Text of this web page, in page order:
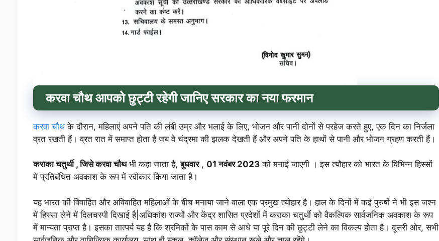
करवा चौथ आपको छुट्टी रहेगी जानिए सरकार का नया फरमान
करवा चौथके दौरान, महिलाएं अपने पति की लंबी उम्र और भलाई के लिए, भोजन और पानी दोनों से परहेज करते हुए, एक दिन का निर्जला
व्रत रखती हैं। व्रत रात में समाप्त होता है जब वे चंद्रमा की झलक देखती हैं और अपने पति के हाथों से पानी और भोजन ग्रहण करती हैं।
कराका चतुर्थी , जिसे करवा चौथभी कहा जाता है,बुधवार, 01 नवंबर 2023को मनाई जाएगी । इस त्यौहार को भारत के विभिन्न हिस्सों
में प्रतिबंधित अवकाश के रूप में स्वीकार किया जाता है।
यह भारत की विवाहित और अविवाहित महिलाओं के बीच मनाया जाने वाला एक प्रमुख त्योहार है। हाल के दिनों में कई पुरुषों ने भी इस जश्न
में हिस्सा लेने में दिलचस्पी दिखाई है|अधिकांश राज्यों और केंद्र शासित प्रदेशों में कराका चतुर्थी को वैकल्पिक सार्वजनिक अवकाश के रूप
में मान्यता प्राप्त है। इसका तात्पर्य यह है कि श्रमिकों के पास काम से आधे या पूरे दिन की छुट्टी लेने का विकल्प होता है। दूसरी ओर, सभी